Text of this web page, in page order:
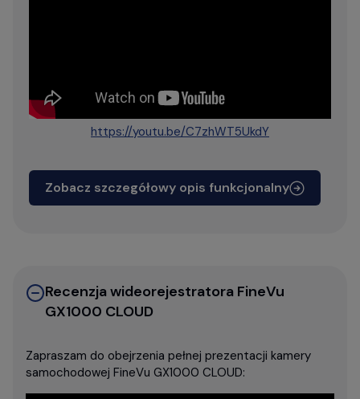
https://youtu.be/C7zhWT5UkdY
Zobacz szczegółowy opis funkcjonalny
Recenzja wideorejestratora FineVu
GX1000 CLOUD
Zapraszam do obejrzenia pełnej prezentacji kamery
samochodowej FineVu GX1000 CLOUD: